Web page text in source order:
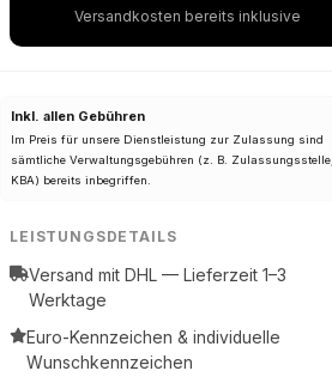
Versandkosten bereits inklusive
Inkl. allen Gebühren
Im Preis für unsere Dienstleistung zur Zulassung sind
sämtliche Verwaltungsgebühren (z. B. Zulassungsstelle,
KBA) bereits inbegriffen.
LEISTUNGSDETAILS
Versand mit DHL — Lieferzeit 1–3
Werktage
Euro-Kennzeichen & individuelle
Wunschkennzeichen